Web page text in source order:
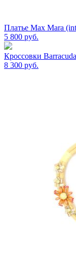
Платье Max Mara
5 800 руб.
Кроссовки
8 300 руб.